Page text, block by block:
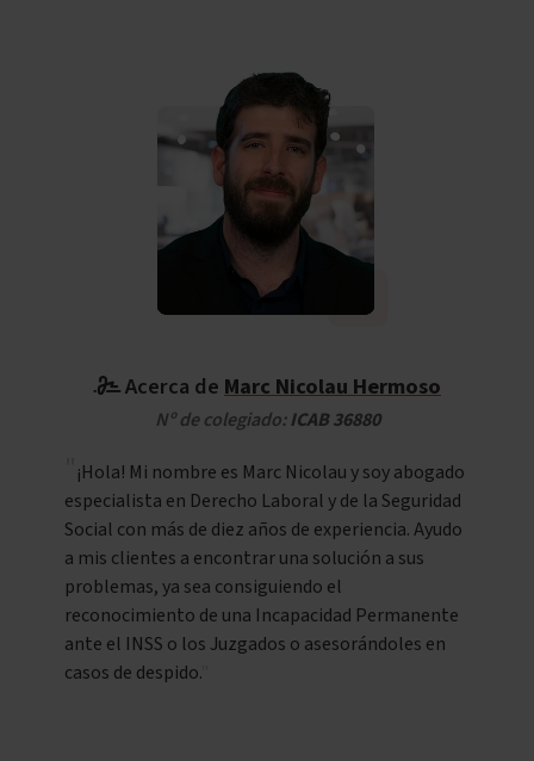
Acerca de Marc Nicolau Hermoso
Nº de colegiado:ICAB 36880
¡Hola! Mi nombre es Marc Nicolau y soy abogado
especialista en Derecho Laboral y de la Seguridad
Social con más de diez años de experiencia. Ayudo
a mis clientes a encontrar una solución a sus
problemas, ya sea consiguiendo el
reconocimiento de una Incapacidad Permanente
ante el INSS o los Juzgados o asesorándoles en
casos de despido.